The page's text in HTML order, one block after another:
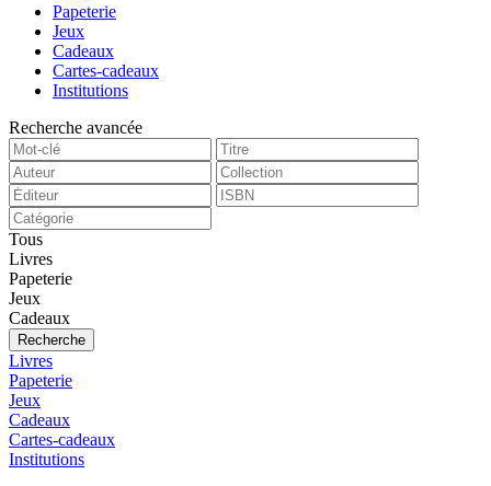
Papeterie
Jeux
Cadeaux
Cartes-cadeaux
Institutions
Recherche avancée
Tous
Livres
Papeterie
Jeux
Cadeaux
Recherche
Livres
Papeterie
Jeux
Cadeaux
Cartes-cadeaux
Institutions